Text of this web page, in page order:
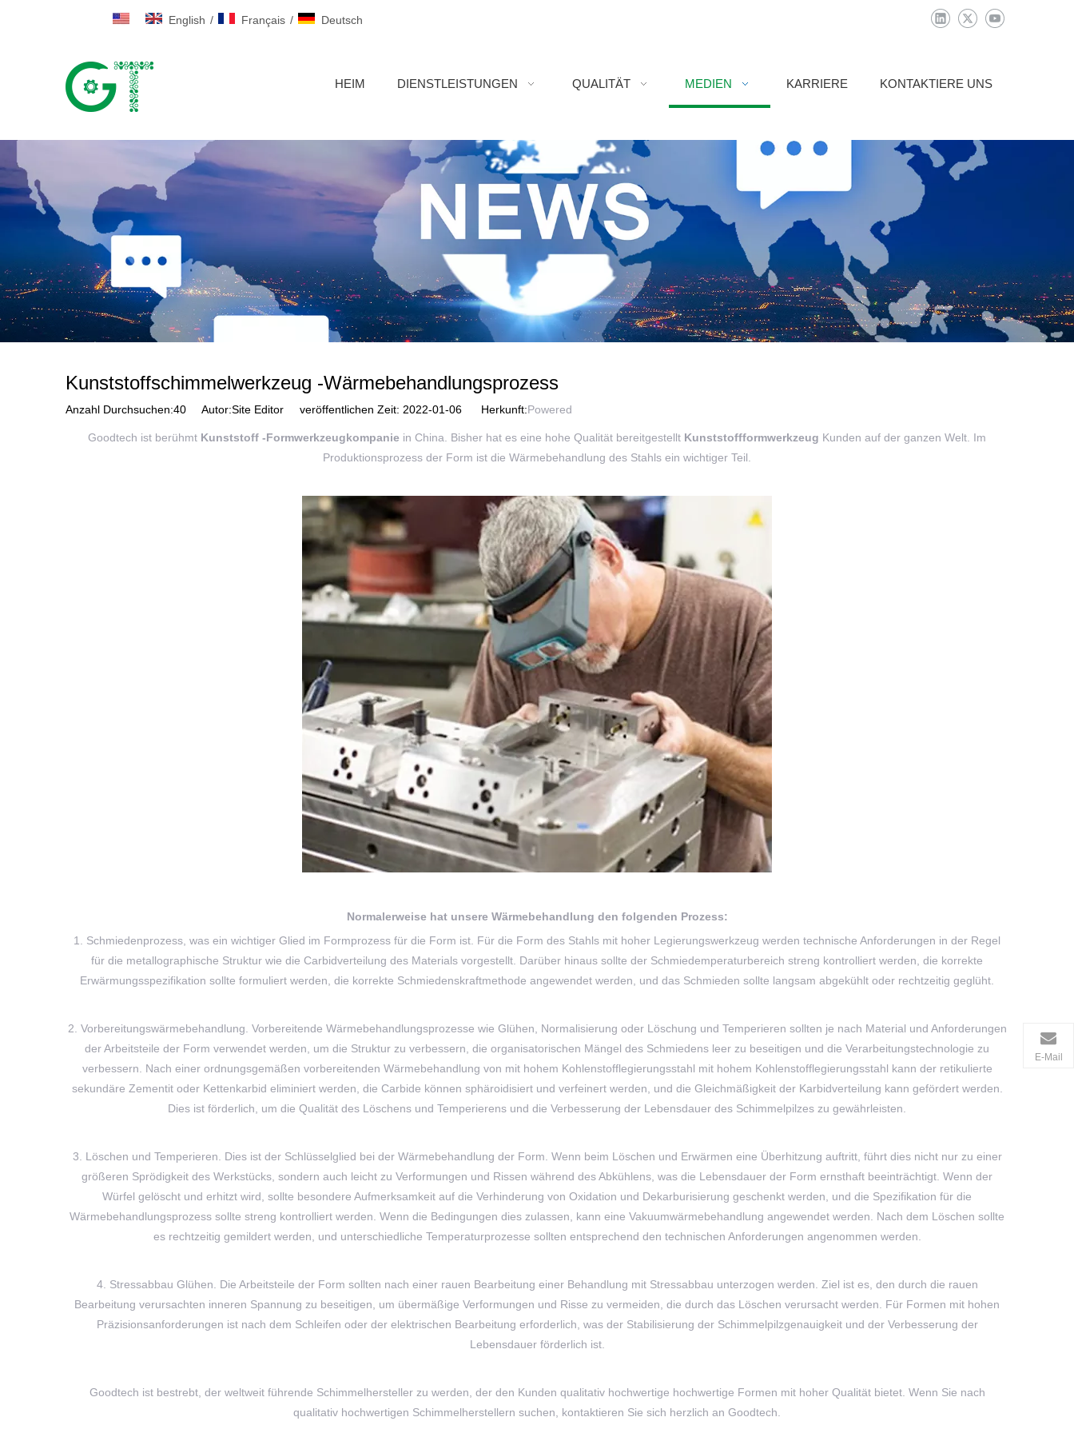
English / Français / Deutsch
HEIM DIENSTLEISTUNGEN QUALITÄT MEDIEN KARRIERE KONTAKTIERE UNS
Kunststoffschimmelwerkzeug -Wärmebehandlungsprozess
Anzahl Durchsuchen:40 Autor:Site Editor veröffentlichen Zeit: 2022-01-06 Herkunft:Powered
Goodtech ist berühmt Kunststoff -Formwerkzeugkompanie in China. Bisher hat es eine hohe Qualität bereitgestellt Kunststoffformwerkzeug Kunden auf der ganzen Welt. Im
Produktionsprozess der Form ist die Wärmebehandlung des Stahls ein wichtiger Teil.
Normalerweise hat unsere Wärmebehandlung den folgenden Prozess:
1. Schmiedenprozess, was ein wichtiger Glied im Formprozess für die Form ist. Für die Form des Stahls mit hoher Legierungswerkzeug werden technische Anforderungen in der Regel
für die metallographische Struktur wie die Carbidverteilung des Materials vorgestellt. Darüber hinaus sollte der Schmiedemperaturbereich streng kontrolliert werden, die korrekte
Erwärmungsspezifikation sollte formuliert werden, die korrekte Schmiedenskraftmethode angewendet werden, und das Schmieden sollte langsam abgekühlt oder rechtzeitig geglüht.
2. Vorbereitungswärmebehandlung. Vorbereitende Wärmebehandlungsprozesse wie Glühen, Normalisierung oder Löschung und Temperieren sollten je nach Material und Anforderungen
der Arbeitsteile der Form verwendet werden, um die Struktur zu verbessern, die organisatorischen Mängel des Schmiedens leer zu beseitigen und die Verarbeitungstechnologie zu
verbessern. Nach einer ordnungsgemäßen vorbereitenden Wärmebehandlung von mit hohem Kohlenstofflegierungsstahl mit hohem Kohlenstofflegierungsstahl kann der retikulierte
sekundäre Zementit oder Kettenkarbid eliminiert werden, die Carbide können sphäroidisiert und verfeinert werden, und die Gleichmäßigkeit der Karbidverteilung kann gefördert werden.
Dies ist förderlich, um die Qualität des Löschens und Temperierens und die Verbesserung der Lebensdauer des Schimmelpilzes zu gewährleisten.
3. Löschen und Temperieren. Dies ist der Schlüsselglied bei der Wärmebehandlung der Form. Wenn beim Löschen und Erwärmen eine Überhitzung auftritt, führt dies nicht nur zu einer
größeren Sprödigkeit des Werkstücks, sondern auch leicht zu Verformungen und Rissen während des Abkühlens, was die Lebensdauer der Form ernsthaft beeinträchtigt. Wenn der
Würfel gelöscht und erhitzt wird, sollte besondere Aufmerksamkeit auf die Verhinderung von Oxidation und Dekarburisierung geschenkt werden, und die Spezifikation für die
Wärmebehandlungsprozess sollte streng kontrolliert werden. Wenn die Bedingungen dies zulassen, kann eine Vakuumwärmebehandlung angewendet werden. Nach dem Löschen sollte
es rechtzeitig gemildert werden, und unterschiedliche Temperaturprozesse sollten entsprechend den technischen Anforderungen angenommen werden.
4. Stressabbau Glühen. Die Arbeitsteile der Form sollten nach einer rauen Bearbeitung einer Behandlung mit Stressabbau unterzogen werden. Ziel ist es, den durch die rauen
Bearbeitung verursachten inneren Spannung zu beseitigen, um übermäßige Verformungen und Risse zu vermeiden, die durch das Löschen verursacht werden. Für Formen mit hohen
Präzisionsanforderungen ist nach dem Schleifen oder der elektrischen Bearbeitung erforderlich, was der Stabilisierung der Schimmelpilzgenauigkeit und der Verbesserung der
Lebensdauer förderlich ist.
Goodtech ist bestrebt, der weltweit führende Schimmelhersteller zu werden, der den Kunden qualitativ hochwertige hochwertige Formen mit hoher Qualität bietet. Wenn Sie nach
qualitativ hochwertigen Schimmelherstellern suchen, kontaktieren Sie sich herzlich an Goodtech.
E-Mail